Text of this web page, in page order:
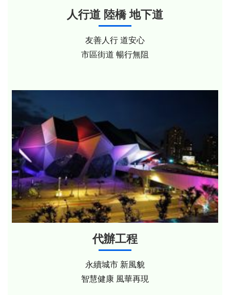
人行道 陸橋 地下道
友善人行 道安心
市區街道 暢行無阻
代辦工程
永續城市 新風貌
智慧健康 風華再現